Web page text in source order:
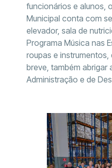
funcionários e alunos,
Municipal conta com
elevador, sala de
Programa Música nas
roupas e instrumentos,
breve, também abrigar
Administração e de